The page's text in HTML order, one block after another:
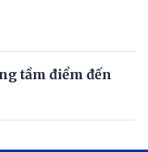
tầm điểm đến